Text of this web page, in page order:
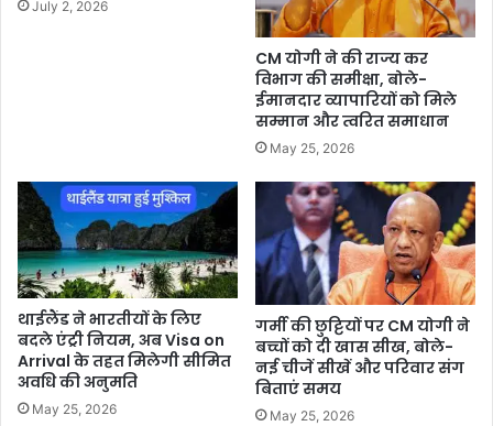
July 2, 2026
CM योगी ने की राज्य कर
विभाग की समीक्षा, बोले-
ईमानदार व्यापारियों को मिले
सम्मान और त्वरित समाधान
May 25, 2026
थाईलैंड ने भारतीयों के लिए
बदले एंट्री नियम, अब Visa on
Arrival के तहत मिलेगी सीमित
अवधि की अनुमति
May 25, 2026
गर्मी की छुट्टियों पर CM योगी ने
बच्चों को दी खास सीख, बोले-
नई चीजें सीखें और परिवार संग
बिताएं समय
May 25, 2026